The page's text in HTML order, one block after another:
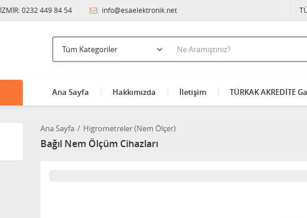
İZMİR: 0232 449 84 54 info@esaelektronik.net
Ana Sayfa Hakkımızda İletişim TÜRKAK AKREDİTE
Ana Sayfa Higrometreler (Nem Ölçer)
Bağıl Nem Ölçüm Cihazları